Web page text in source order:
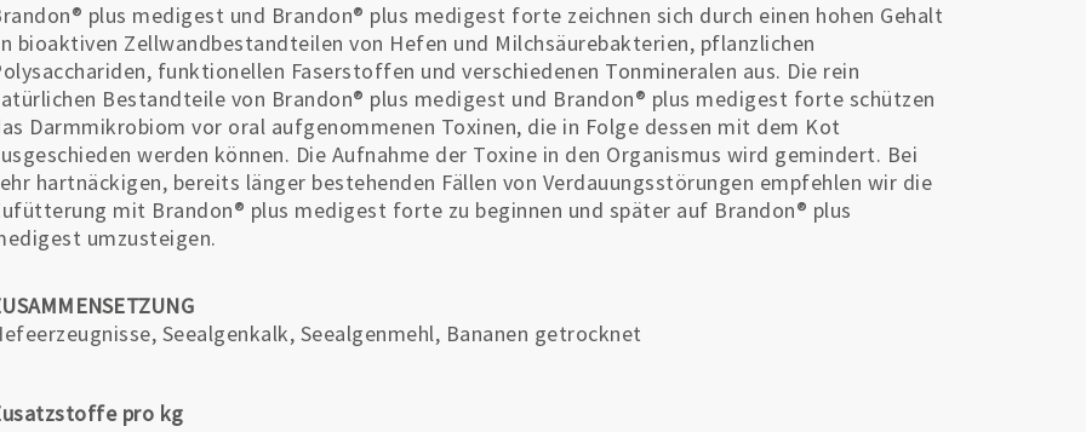
plus medigest und Brandon® plus medigest forte zeichnen sich durch einen hohen Gehalt
bioaktiven Zellwandbestandteilen von Hefen und Milchsäurebakterien, pflanzlichen
funktionellen Faserstoffen und verschiedenen Tonmineralen aus. Die rein
Bestandteile von Brandon® plus medigest und Brandon® plus medigest forte schützen
Darmmikrobiom vor oral aufgenommenen Toxinen, die in Folge dessen mit dem Kot
werden können. Die Aufnahme der Toxine in den Organismus wird gemindert. Bei
hartnäckigen, bereits länger bestehenden Fällen von Verdauungsstörungen empfehlen wir die
mit Brandon® plus medigest forte zu beginnen und später auf Brandon® plus
umzusteigen.
Seealgenkalk, Seealgenmehl, Bananen getrocknet
pro kg